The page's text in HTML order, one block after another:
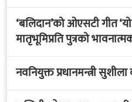
‘बलिदान’को ओएसटी गीत
मातृभूमिप्रति पुत्रको
नवनियुक्त प्रधानमन्त्री सुशीला